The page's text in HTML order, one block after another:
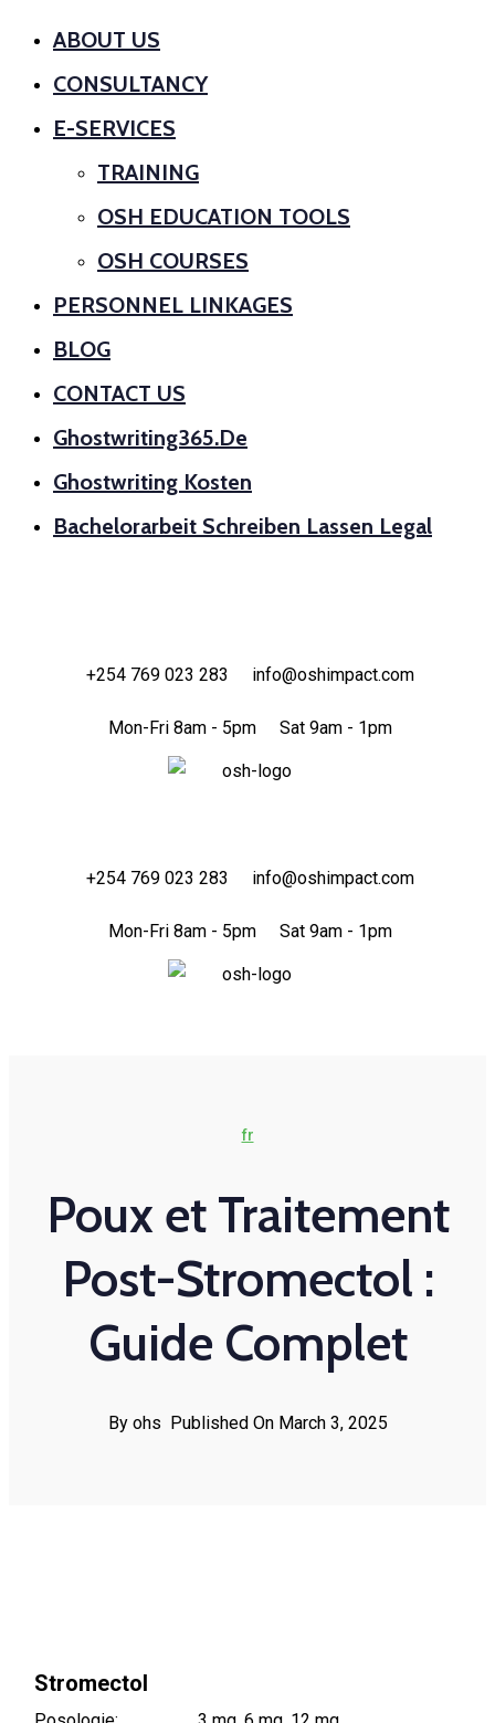
ABOUT US
CONSULTANCY
E-SERVICES
TRAINING
OSH EDUCATION TOOLS
OSH COURSES
PERSONNEL LINKAGES
BLOG
CONTACT US
Ghostwriting365.de
Ghostwriting Kosten
Bachelorarbeit Schreiben Lassen Legal
+254 769 023 283 info@oshimpact.com
Mon-Fri 8am - 5pm Sat 9am - 1pm
+254 769 023 283 info@oshimpact.com
Mon-Fri 8am - 5pm Sat 9am - 1pm
fr
Poux et Traitement
Post-Stromectol :
Guide Complet
By ohs Published On March 3, 2025
Stromectol